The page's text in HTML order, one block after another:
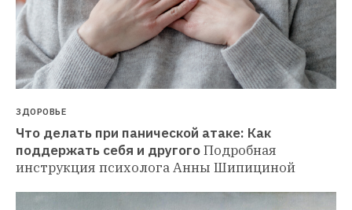
ЗДОРОВЬЕ
Что делать при панической атаке: Как
поддержать себя и другогоПодробная
инструкция психолога Анны Шипициной